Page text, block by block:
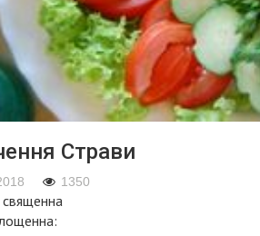
Страви
1350